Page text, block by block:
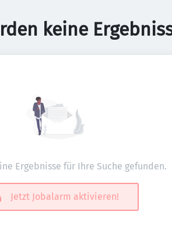
keine
Ergebnisse für Ihre Suche gefunden.
Jetzt Jobalarm aktivieren!